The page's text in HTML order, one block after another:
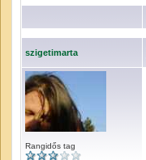
szigetimarta
Rangidős tag